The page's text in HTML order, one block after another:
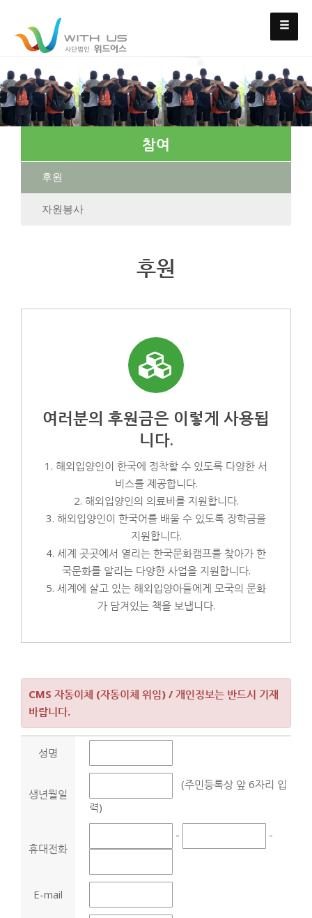
참여
후원
자원봉사
후원
여러분의 후원금은 이렇게 사용됩
니다.
1. 해외입양인이 한국에 정착할 수 있도록 다양한 서
비스를 제공합니다.
2. 해외입양인의 의료비를 지원합니다.
3. 해외입양인이 한국어를 배울 수 있도록 장학금을
지원합니다.
4. 세계 곳곳에서 열리는 한국문화캠프를 찾아가 한
국문화를 알리는 다양한 사업을 지원합니다.
5. 세계에 살고 있는 해외입양아들에게 모국의 문화
가 담겨있는 책을 보냅니다.
CMS 자동이체 (자동이체 위임) / 개인정보는 반드시 기재
바랍니다.
성명
생년월일
(주민등록상 앞 6자리 입
력)
휴대전화
- -
E-mail